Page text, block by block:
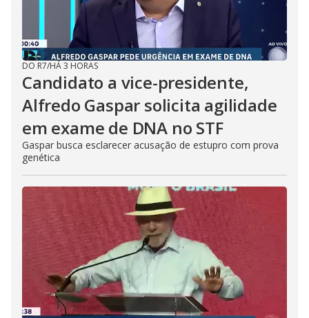
DO R7/HÁ 3 HORAS
Candidato a vice-presidente,
Alfredo Gaspar solicita agilidade
em exame de DNA no STF
Gaspar busca esclarecer acusação de estupro com prova
genética